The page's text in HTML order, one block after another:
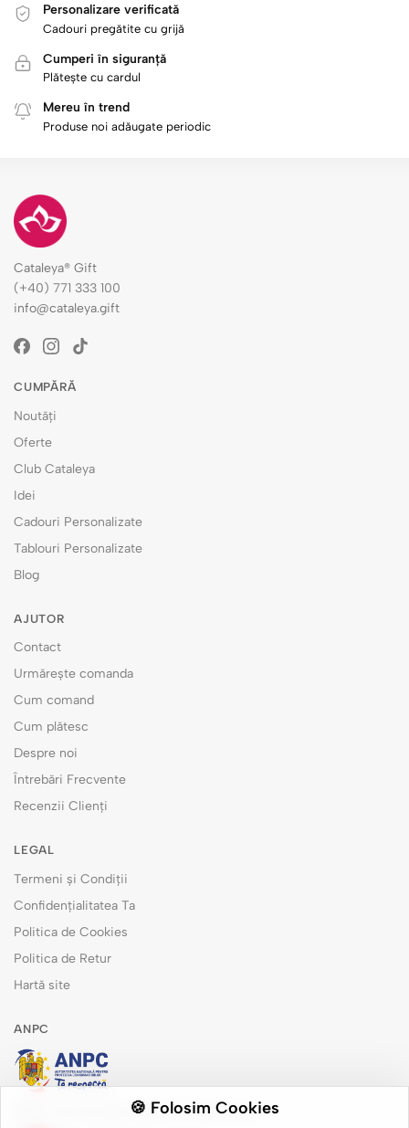
🍪 Folosim Cookies
Personalizare verificată
Cadouri pregătite cu grijă
Cumperi în siguranță
Plătește cu cardul
Mereu în trend
Produse noi adăugate periodic
Cataleya® Gift
(+40) 771 333 100
info@cataleya.gift
CUMPĂRĂ
Noutăți
Oferte
Club Cataleya
Idei
Cadouri Personalizate
Tablouri Personalizate
Blog
AJUTOR
Contact
Urmărește comanda
Cum comand
Cum plătesc
Despre noi
Întrebări Frecvente
Recenzii Clienți
LEGAL
Termeni și Condiții
Confidențialitatea Ta
Politica de Cookies
Politica de Retur
Hartă site
ANPC
Măsuri de remediere pentru consumatori